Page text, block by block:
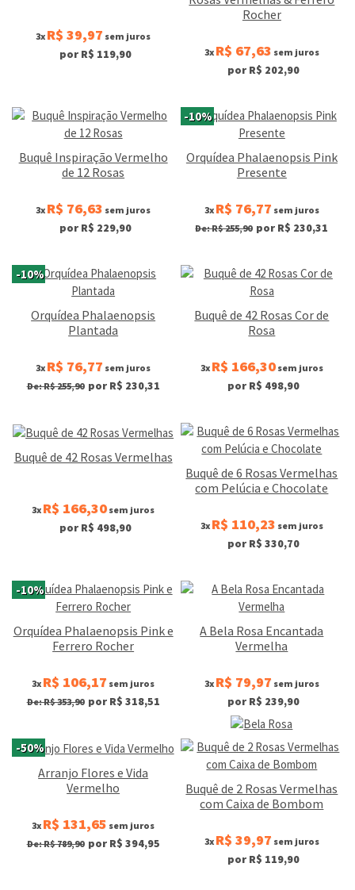
3x R$ 39,97 sem juros
por R$ 119,90
Rocher
3x R$ 67,63 sem juros
por R$ 202,90
Buquê Inspiração Vermelho
de 12 Rosas
3x R$ 76,63 sem juros
por R$ 229,90
-10%
Orquídea Phalaenopsis Pink
Presente
3x R$ 76,77 sem juros
De: R$ 255,90 por R$ 230,31
-10%
Orquídea Phalaenopsis
Plantada
3x R$ 76,77 sem juros
De: R$ 255,90 por R$ 230,31
Buquê de 42 Rosas Cor de
Rosa
3x R$ 166,30sem juros
por R$ 498,90
Buquê de 42 Rosas Vermelhas
3x R$ 166,30 sem juros
por R$ 498,90
Buquê de 6 Rosas Vermelhas
com Pelúcia e Chocolate
3x R$ 110,23 sem juros
por R$ 330,70
-10%
Orquídea Phalaenopsis Pink e
Ferrero Rocher
3x R$ 106,17 sem juros
De: R$ 353,90 por R$ 318,51
A Bela Rosa Encantada
Vermelha
3x R$ 79,97 sem juros
por R$ 239,90
-50%
Arranjo Flores e Vida
Vermelho
3x R$ 131,65 sem juros
De: R$ 789,90 por R$ 394,95
Buquê de 2 Rosas Vermelhas
com Caixa de Bombom
3x R$ 39,97 sem juros
por R$ 119,90